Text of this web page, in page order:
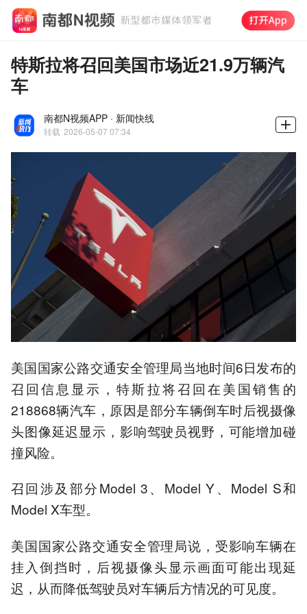
特斯拉将召回美国市场近21.9万辆汽
车
南都N视频APP · 新闻快线
转载 2026-05-07 07:34
美国国家公路交通安全管理局当地时间6日发布的
召回信息显示，特斯拉将召回在美国销售的
218868辆汽车，原因是部分车辆倒车时后视摄像
头图像延迟显示，影响驾驶员视野，可能增加碰
撞风险。
召回涉及部分Model 3、Model Y、Model S和
Model X车型。
美国国家公路交通安全管理局说，受影响车辆在
挂入倒挡时，后视摄像头显示画面可能出现延
迟，从而降低驾驶员对车辆后方情况的可见度。